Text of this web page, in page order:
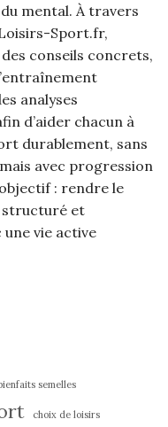
mental. À travers
Sport.fr,
conseils concrets,
analyses
d’aider chacun à
durablement, sans
avec progression
: rendre le
et
vie active
semelles
choix de loisirs